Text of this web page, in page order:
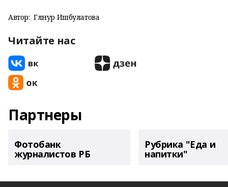
Автор: Гөлнур Ишбулатова
Читайте нас
Партнеры
Фотобанк
журналистов РБ
Рубрика "Еда и
напитки"